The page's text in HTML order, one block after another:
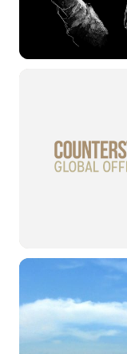
常用标签:4K壁纸 Bizhi